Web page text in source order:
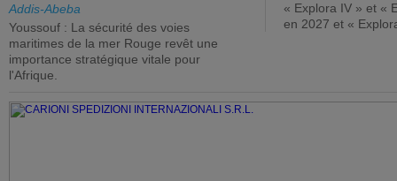
Addis-Abeba
Youssouf : La sécurité des voies
maritimes de la mer Rouge revêt une
importance stratégique vitale pour
l'Afrique.
« Explora IV » et «
en 2027 et «